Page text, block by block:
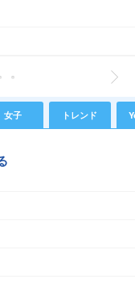
女子 トレンド